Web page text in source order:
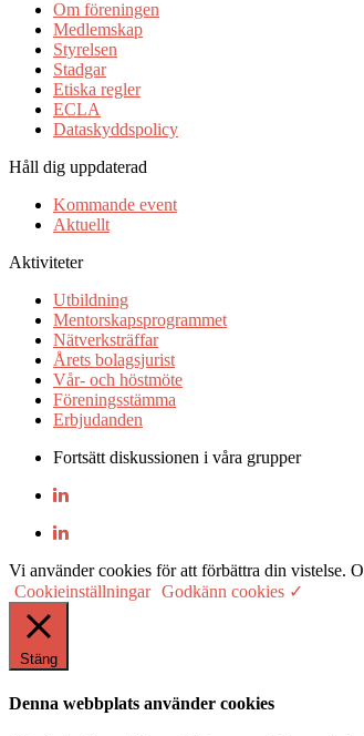
Om föreningen
Medlemskap
Styrelsen
Stadgar
Etiska regler
ECLA
Dataskyddspolicy
Håll dig uppdaterad
Kommande event
Aktuellt
Aktiviteter
Utbildning
Mentorskapsprogrammet
Nätverksträffar
Årets bolagsjurist
Vår- och höstmöte
Föreningsstämma
Erbjudanden
Fortsätt diskussionen i våra grupper
Vi använder cookies för att förbättra din vistelse.
Cookieinställningar Godkänn cookies ✓
Stäng
Denna webbplats använder cookies